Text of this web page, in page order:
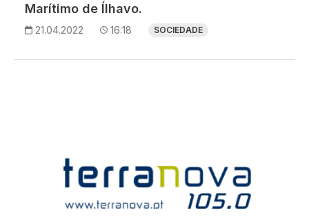
Marítimo de Ílhavo.
21.04.2022 16:18 SOCIEDADE